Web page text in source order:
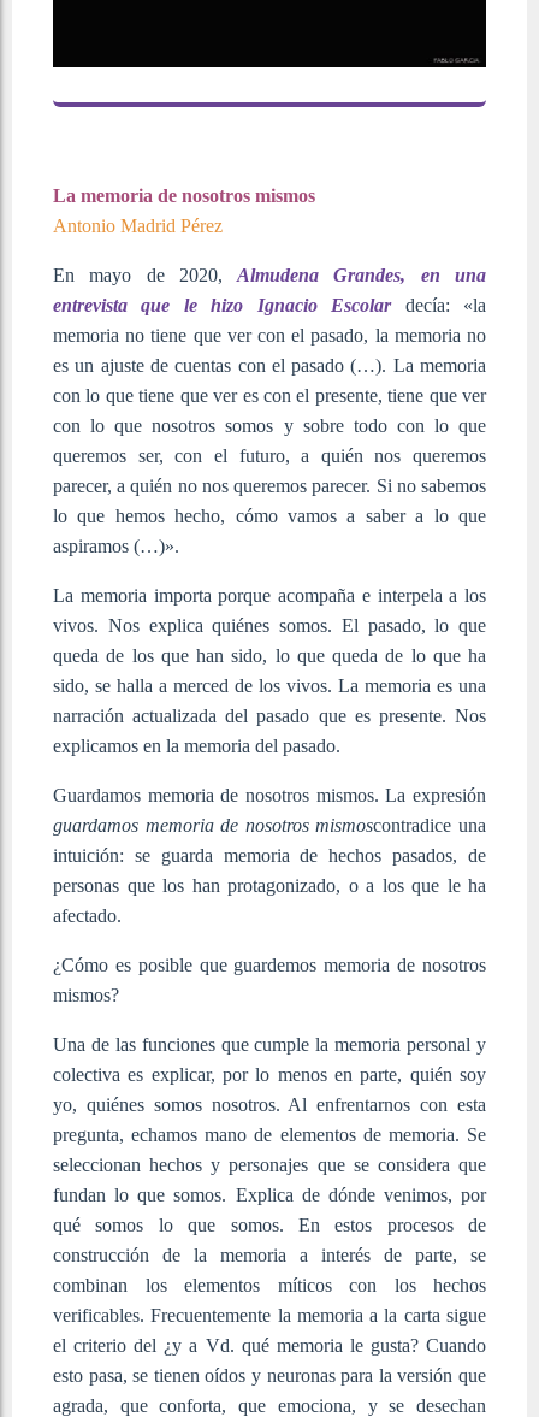
La memoria de nosotros mismos
Antonio Madrid Pérez
En mayo de 2020,Almudena Grandes, en
una
entrevista
que le hizo Ignacio Escolardecía: «la
memoria no tiene que ver con el pasado, la memoria no
es un ajuste de cuentas con el pasado (…). La memoria
con lo que tiene que ver es con el presente, tiene que ver
con lo que nosotros somos y sobre todo con lo que
queremos ser, con el futuro, a quién nos queremos
parecer, a quién no nos queremos parecer. Si no sabemos
lo que hemos hecho, cómo vamos a saber a lo que
aspiramos (…)».
La memoria importa porque acompaña e interpela a los
vivos. Nos explica quiénes somos. El pasado, lo que
queda de los que han sido, lo que queda de lo que ha
sido, se halla a merced de los vivos. La memoria es una
narración actualizada del pasado que es presente. Nos
explicamos en la memoria del pasado.
Guardamos memoria de nosotros mismos. La expresión
guardamos memoria de nosotros mismoscontradice una
intuición: se guarda memoria de hechos pasados, de
personas que los han protagonizado, o a los que le ha
afectado.
¿Cómo es posible que guardemos memoria de nosotros
mismos?
Una de las funciones que cumple la memoria personal y
colectiva es explicar, por lo menos en parte, quién soy
yo, quiénes somos nosotros. Al enfrentarnos con esta
pregunta, echamos mano de elementos de memoria. Se
seleccionan hechos y personajes que se considera que
fundan lo que somos. Explica de dónde venimos, por
qué somos lo que somos. En estos procesos de
construcción de la memoria a interés de parte, se
combinan los elementos míticos con los hechos
verificables. Frecuentemente la memoria a la carta sigue
el criterio del ¿y a Vd. qué memoria le gusta? Cuando
esto pasa, se tienen oídos y neuronas para la versión que
agrada, que conforta, que emociona, y se desechan